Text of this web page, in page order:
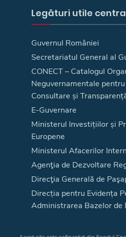
Legături utile
Guvernul României
Secretariatul General al
CONECT – Catalogul
Neguvernamentale
Consultare și
E-Guvernare
Ministerul Investițiilor și
Europene
Ministerul Afacerilor
Agenţia de Dezvoltare
Direcţia Generală de
Direcția pentru Evidența
Administrarea Bazelor de